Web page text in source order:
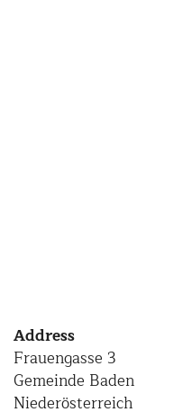
Address
Frauengasse 3
Gemeinde Baden
Niederösterreich